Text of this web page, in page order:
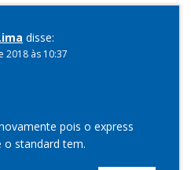
disse:
2018 às 10:37
pois o express
standard tem.